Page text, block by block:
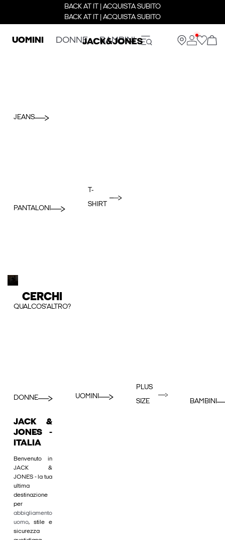
BACK AT IT | ACQUISTA SUBITO
BACK AT IT | ACQUISTA SUBITO
UOMINI DONNE BAMBINI
JEANS
PANTALONI
T-
SHIRT
CERCHI
QUALCOS'ALTRO?
DONNE UOMINI
PLUS
SIZE
BAMBINI
JACK &
JONES -
ITALIA
Benvenuto in
JACK &
JONES - la tua
ultima
destinazione
per
abbigliamento
uomo, stile e
sicurezza